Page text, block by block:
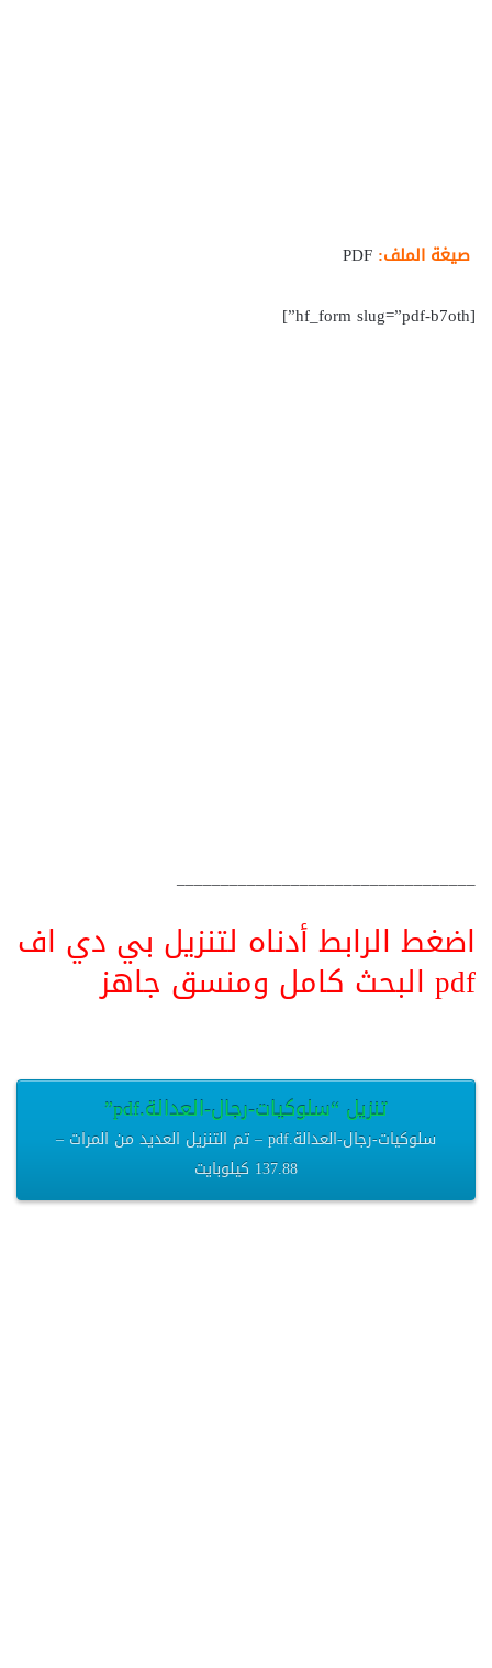
صيغة الملف:
[hf_form slug=”pdf-b7oth”]
__________________________________
اضغط الرابط أدناه لتنزيل بي دي اف
pdf البحث كامل ومنسق جاهز
تنزيل “سلوكيات-رجال-العدالة.pdf”
سلوكيات-رجال-العدالة.pdf – تم التنزيل العديد من المرات –
137.88 كيلوبايت